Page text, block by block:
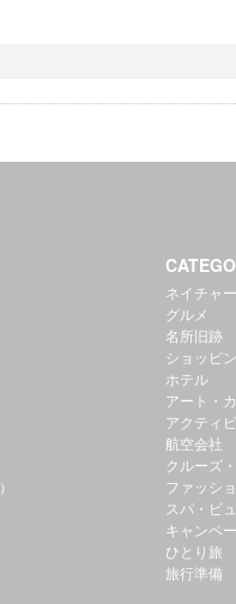
ネイチャー
グルメ
名所旧跡
ショッピ
ホテル
アート・
アクティ
航空会社
クルーズ
ファッシ
スパ・ビ
キャンペ
ひとり旅
旅行準備